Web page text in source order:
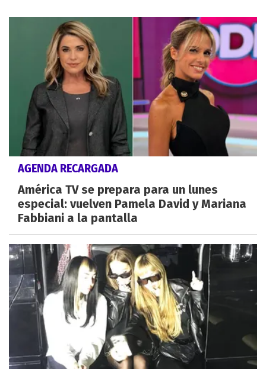
AGENDA RECARGADA
América TV se prepara para un lunes
especial: vuelven Pamela David y Mariana
Fabbiani a la pantalla